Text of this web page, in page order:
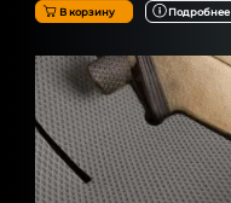
В корзину Подробнее